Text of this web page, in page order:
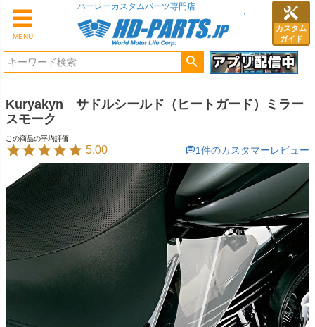
MENU
カスタム
ガイド
ハーレーカスタムパーツ専門店
Kuryakyn サドルシールド（ヒートガード）ミラー
スモーク
5.00 1